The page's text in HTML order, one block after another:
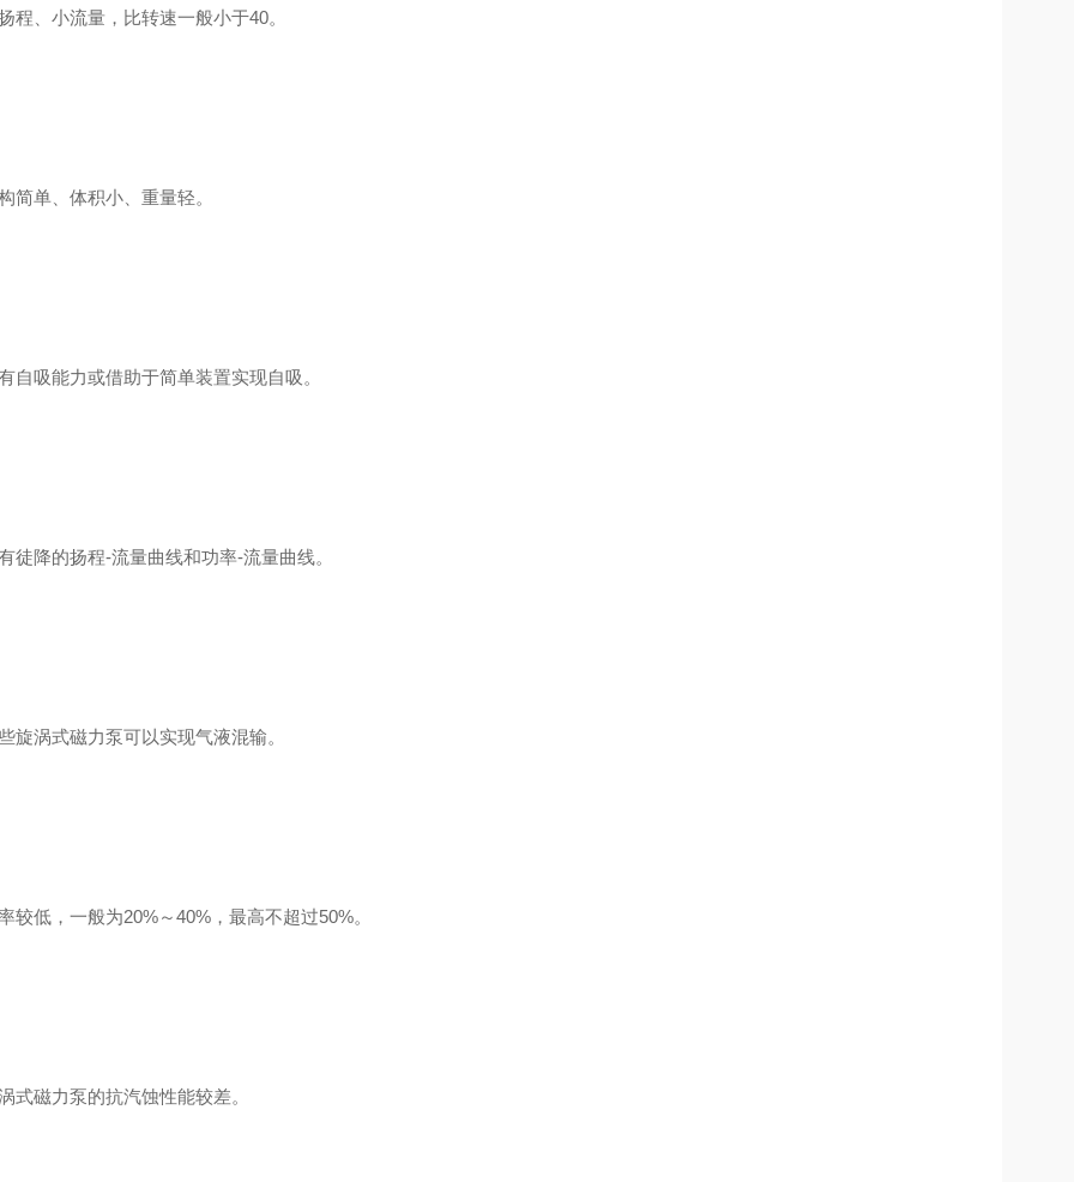
程、小流量，比转速一般小于40。
简单、体积小、重量轻。
自吸能力或借助于简单装置实现自吸。
徒降的扬程-流量曲线和功率-流量曲线。
旋涡式磁力泵可以实现气液混输。
较低，一般为20%～40%，最高不超过50%。
式磁力泵的抗汽蚀性能较差。